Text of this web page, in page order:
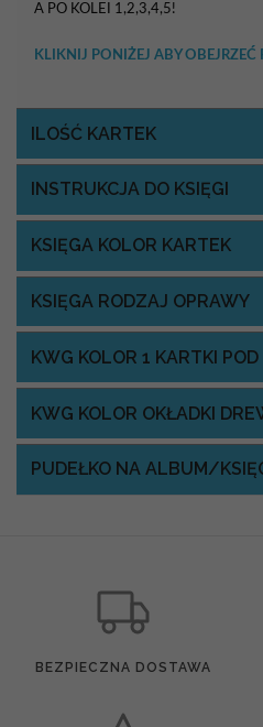
A PO KOLEI 1,2,3,4,5!
KLIKNIJ PONIŻEJ ABY
ILOŚĆ KARTEK
INSTRUKCJA DO KSIĘGI
KSIĘGA KOLOR KARTEK
KSIĘGA RODZAJ OPRAWY
KWG KOLOR 1 KARTKI
KWG KOLOR OKŁADKI
PUDEŁKO NA ALBUM/
BEZPIECZNA DOSTAWA